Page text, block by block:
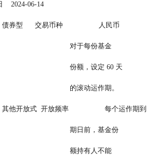
2024-06-14
券型      交易币种                  人民币
                                                          对于每份基金
                                                          份额，设定 60 天
                                                          的滚动运作期。
他开放式  开放频率                  每个运作期到
                                                          期日前，基金份
                                                          额持有人不能